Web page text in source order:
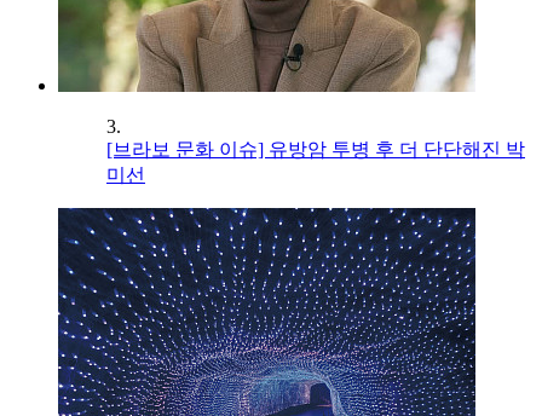
3.
[브라보 문화 이슈] 유방암 투병 후 더 단단해진 박
미선